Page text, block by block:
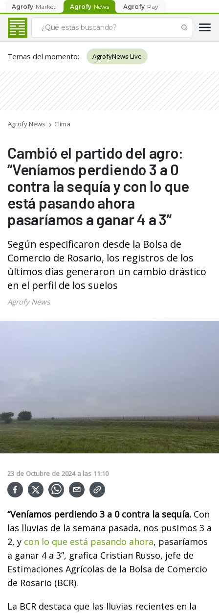
Agrofy Market Agrofy News Agrofy Pay
Temas del momento: AgrofyNews Live
Agrofy News Clima
Cambió el partido del agro:
“Veníamos perdiendo 3 a 0
contra la sequía y con lo que
está pasando ahora
pasaríamos a ganar 4 a 3”
Según especificaron desde la Bolsa de
Comercio de Rosario, los registros de los
últimos días generaron un cambio drástico
en el perfil de los suelos
Agrofy News
23 de Octubre de 2024 a las 11:10
“Veníamos perdiendo 3 a 0 contra la sequía. Con
las lluvias de la semana pasada, nos pusimos 3 a
2, y con lo que está pasando ahora, pasaríamos
a ganar 4 a 3”, grafica Cristian Russo, jefe de
Estimaciones Agrícolas de la Bolsa de Comercio
de Rosario (BCR).
La BCR destaca que las lluvias recientes en la